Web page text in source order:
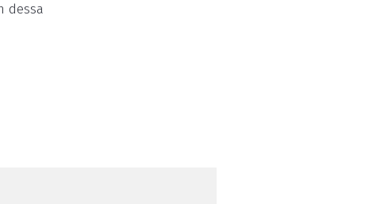
dessa